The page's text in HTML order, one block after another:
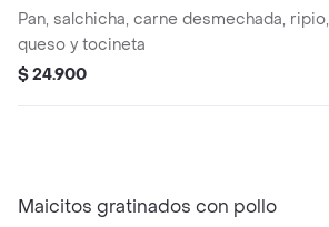
Pan, salchicha, carne desmechada, ripio,
queso y tocineta
$ 24.900
Maicitos gratinados con pollo